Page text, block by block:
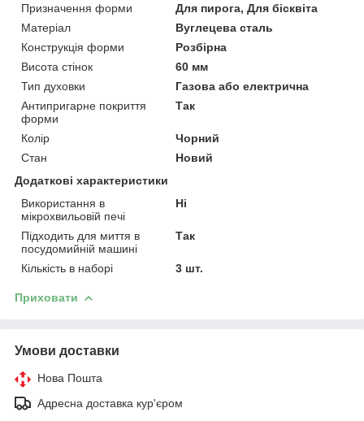
Призначення форми
Для пирога, Для бісквіта
Матеріал
Вуглецева сталь
Конструкція форми
Розбірна
Висота стінок
60 мм
Тип духовки
Газова або електрична
Антипригарне покриття
форми
Так
Колір
Чорний
Стан
Новий
Додаткові характеристики
Використання в
мікрохвильовій печі
Ні
Підходить для миття в
посудомийній машині
Так
Кількість в наборі 3 шт.
Приховати
Умови доставки
Нова Пошта
Адресна доставка кур'єром